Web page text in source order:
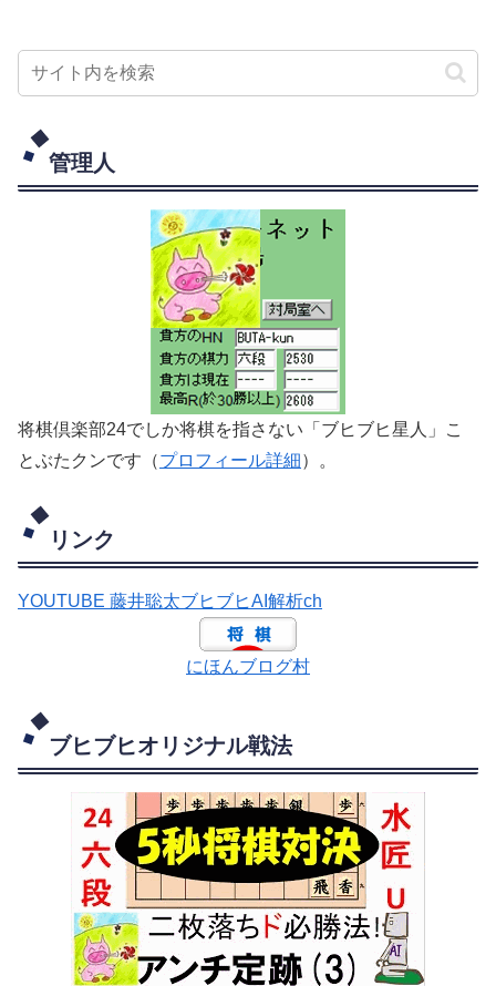
管理人
将棋倶楽部24でしか将棋を指さない「ブヒブヒ星人」こ
とぶたクンです（プロフィール詳細）。
リンク
YOUTUBE 藤井聡太ブヒブヒAI解析ch
にほんブログ村
ブヒブヒオリジナル戦法